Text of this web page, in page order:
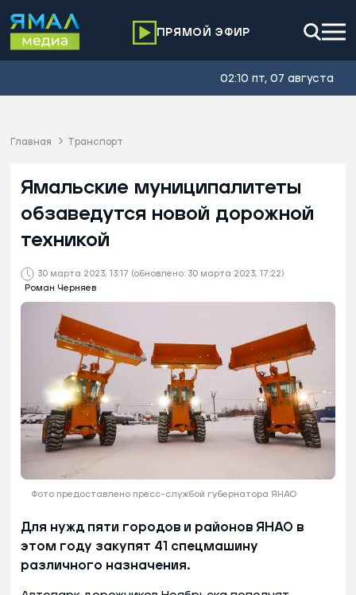
ПРЯМОЙ ЭФИР
02:10 пт, 07 августа
Главная Транспорт
30 марта 2023, 13:17 (обновлено: 30 марта 2023, 17:22)
Роман Черняев
Ямальские муниципалитеты
обзаведутся новой дорожной
техникой
Фото предоставлено пресс-службой губернатора ЯНАО
Для нужд пяти городов и районов ЯНАО в
этом году закупят 41 спецмашину
различного назначения.